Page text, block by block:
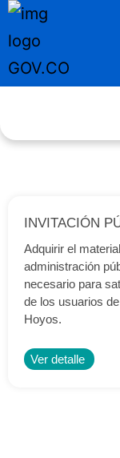
INVITACIÓN
Adquirir el
administración
necesario para
de los usuarios
Hoyos.
Ver detalle